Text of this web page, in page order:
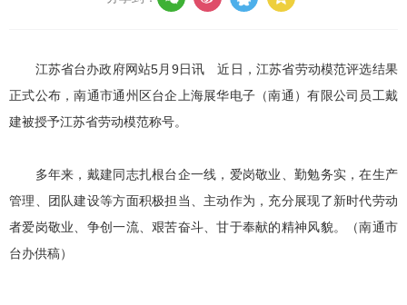
江苏省台办政府网站5月9日讯 近日，江苏省劳动模范评选结果
正式公布，南通市通州区台企上海展华电子（南通）有限公司员工戴
建被授予江苏省劳动模范称号。
多年来，戴建同志扎根台企一线，爱岗敬业、勤勉务实，在生产
管理、团队建设等方面积极担当、主动作为，充分展现了新时代劳动
者爱岗敬业、争创一流、艰苦奋斗、甘于奉献的精神风貌。（南通市
台办供稿）